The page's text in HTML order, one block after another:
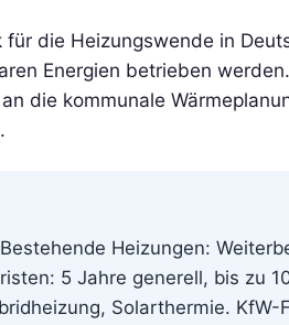
die Heizungswende in
Energien betrieben
die kommunale
Heizungen:
5 Jahre generell, bis zu
Solarthermie. KfW-